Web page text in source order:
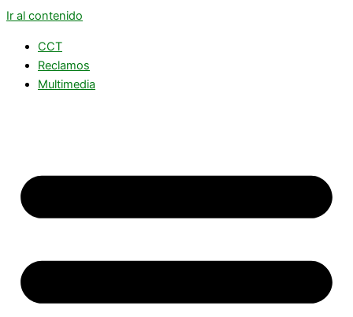
Ir al contenido
CCT
Reclamos
Multimedia